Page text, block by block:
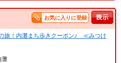
お気に入りに登録
旅！内灘まち歩きクーポン♪ ≪みつけ
灘